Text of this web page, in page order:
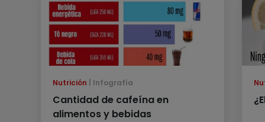
Nutrición Infografía
Cantidad de cafeína en
alimentos y bebidas